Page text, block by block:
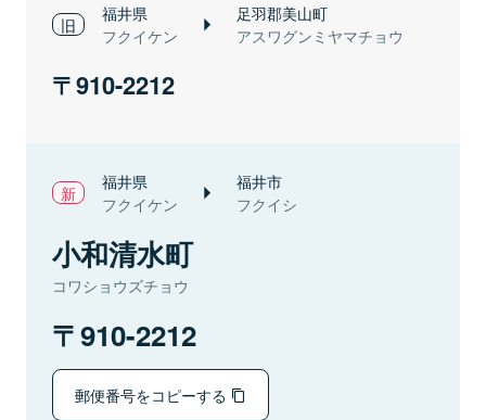
福井県
フクイケン
足羽郡美山町
アスワグンミヤマチョウ
910-2212
福井県
フクイケン
福井市
フクイシ
小和清水町
コワショウズチョウ
910-2212
郵便番号をコピーする